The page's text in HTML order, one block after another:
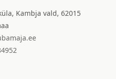
Kambja vald, 62015